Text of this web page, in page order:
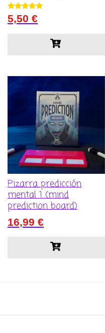
Valorado con
5.00
5,50 €
Pizarra predicción
mental 1 (mind
prediction board)
16,99 €